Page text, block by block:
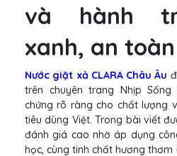
và hành
xanh, an toàn
Nước giặt xả CLARA Châu Âu
trên chuyên trang Nhịp
chứng rõ ràng cho chất lượng
tiêu dùng Việt. Trong bài viết
đánh giá cao nhờ áp dụng
học, cùng tinh chất hương thơm